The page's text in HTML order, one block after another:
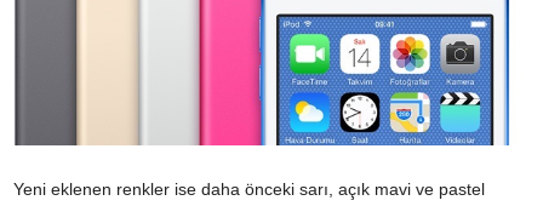
Yeni eklenen renkler ise daha önceki sarı, açık mavi ve pastel